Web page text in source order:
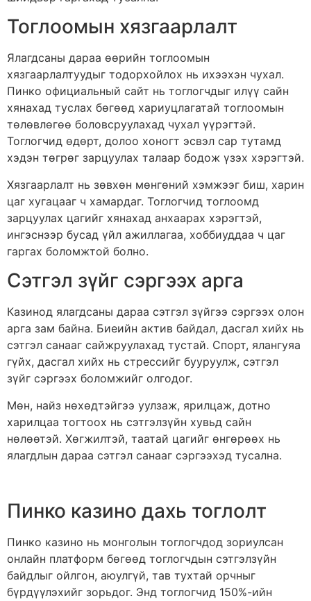
Тоглоомын хязгаарлалт
Ялагдсаны дараа өөрийн тоглоомын
хязгаарлалтуудыг тодорхойлох нь ихээхэн чухал.
Пинко официальный сайт нь тоглогчдыг илүү сайн
хянахад туслах бөгөөд хариуцлагатай тоглоомын
төлөвлөгөө боловсруулахад чухал үүрэгтэй.
Тоглогчид өдөрт, долоо хоногт эсвэл сар тутамд
хэдэн төгрөг зарцуулах талаар бодож үзэх хэрэгтэй.
Хязгаарлалт нь зөвхөн мөнгөний хэмжээг биш, харин
цаг хугацааг ч хамардаг. Тоглогчид тоглоомд
зарцуулах цагийг хянахад анхаарах хэрэгтэй,
ингэснээр бусад үйл ажиллагаа, хоббиуддаа ч цаг
гаргах боломжтой болно.
Сэтгэл зүйг сэргээх арга
Казинод ялагдсаны дараа сэтгэл зүйгээ сэргээх олон
арга зам байна. Биеийн актив байдал, дасгал хийх нь
сэтгэл санааг сайжруулахад тустай. Спорт, ялангуяа
гүйх, дасгал хийх нь стрессийг бууруулж, сэтгэл
зүйг сэргээх боломжийг олгодог.
Мөн, найз нөхөдтэйгээ уулзаж, ярилцаж, дотно
харилцаа тогтоох нь сэтгэлзүйн хувьд сайн
нөлөөтэй. Хөгжилтэй, таатай цагийг өнгөрөөх нь
ялагдлын дараа сэтгэл санааг сэргээхэд тусална.
Пинко казино дахь тоглолт
Пинко казино нь монголын тоглогчдод зориулсан
онлайн платформ бөгөөд тоглогчдын сэтгэлзүйн
байдлыг ойлгон, аюулгүй, тав тухтай орчныг
бүрдүүлэхийг зорьдог. Энд тоглогчид 150%-ийн